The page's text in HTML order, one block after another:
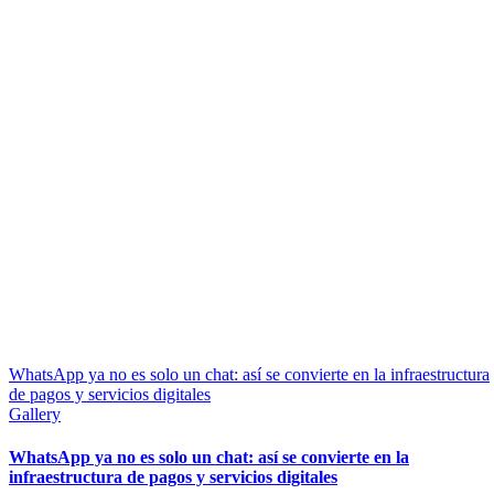
WhatsApp ya no es solo un chat: así se convierte en la infraestructura
de pagos y servicios digitales
Gallery
WhatsApp ya no es solo un chat: así se convierte en la
infraestructura de pagos y servicios digitales